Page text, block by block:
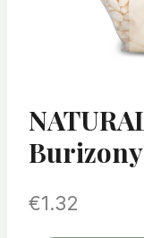
€1.32